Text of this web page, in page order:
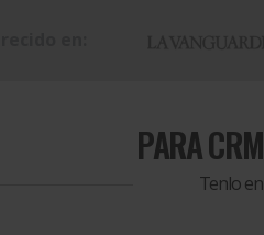
PARA
Tenlo